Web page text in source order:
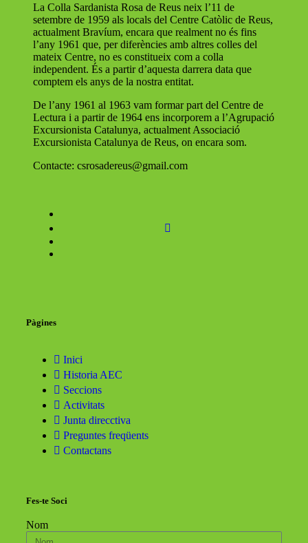
La Colla Sardanista Rosa de Reus neix l’11 de
setembre de 1959 als locals del Centre Catòlic de Reus,
actualment Bravíum, encara que realment no és fins
l’any 1961 que, per diferències amb altres colles del
mateix Centre, no es constitueix com a colla
independent. És a partir d’aquesta darrera data que
comptem els anys de la nostra entitat.
De l’any 1961 al 1963 vam formar part del Centre de
Lectura i a partir de 1964 ens incorporem a l’Agrupació
Excursionista Catalunya, actualment Associació
Excursionista Catalunya de Reus, on encara som.
Contacte: csrosadereus@gmail.com
Pàgines
Inici
Historia AEC
Seccions
Activitats
Junta direcctiva
Preguntes freqüents
Contactans
Fes-te Soci
Nom